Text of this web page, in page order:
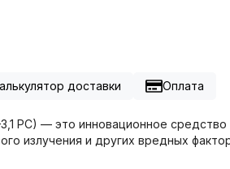
доставки Оплата
PC) — это инновационное
излучения и других вредных